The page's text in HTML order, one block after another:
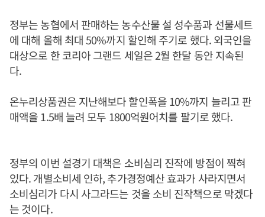
정부는 농협에서 판매하는 농수산물 설 성수품과 선물세트
에 대해 올해 최대 50%까지 할인해 주기로 했다. 외국인을
대상으로 한 코리아 그랜드 세일은 2월 한달 동안 지속된
다.
온누리상품권은 지난해보다 할인폭을 10%까지 늘리고 판
매액을 1.5배 늘려 모두 1800억원어치를 팔기로 했다.
정부의 이번 설경기 대책은 소비심리 진작에 방점이 찍혀
있다. 개별소비세 인하, 추가경정예산 효과가 사라지면서
소비심리가 다시 사그라드는 것을 소비 진작책으로 막겠다
는 것이다.